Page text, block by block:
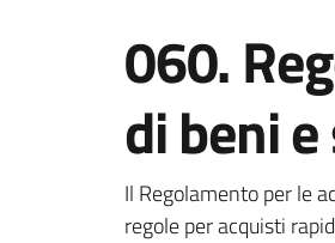
060.
di beni
Dettagli del
Il Regolamento per le
regole per acquisti